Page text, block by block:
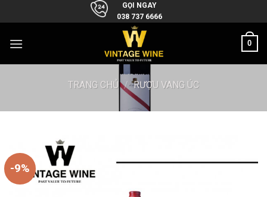
to
GỌI NGAY
038 737 6666
0
TRANG CHỦ / RƯỢU VANG ÚC
-9%